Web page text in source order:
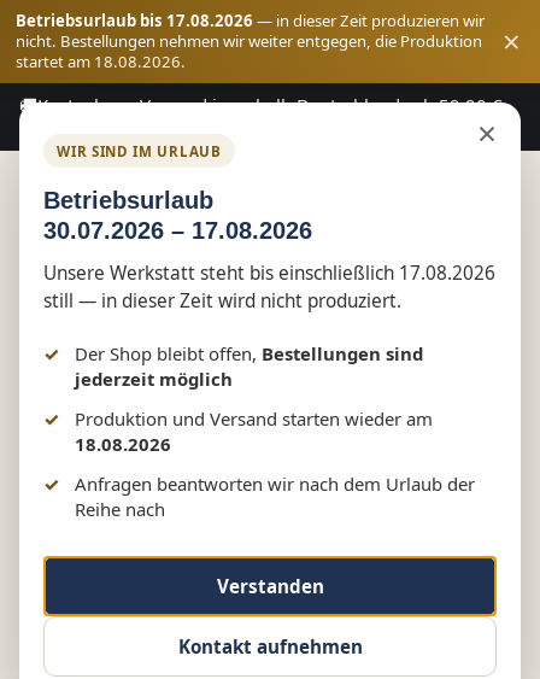
Zum Hauptinhalt springen
Betriebsurlaub bis 17.08.2026 — in dieser Zeit produzieren wir
nicht. Bestellungen nehmen wir weiter entgegen, die Produktion
startet am 18.08.2026.
×
×
WIR SIND IM URLAUB
Betriebsurlaub
30.07.2026 – 17.08.2026
Unsere Werkstatt steht bis einschließlich 17.08.2026
still — in dieser Zeit wird nicht produziert.
Der Shop bleibt offen, Bestellungen sind
jederzeit möglich
Produktion und Versand starten wieder am
18.08.2026
Anfragen beantworten wir nach dem Urlaub der
Reihe nach
Verstanden
Kontakt aufnehmen
🚚Kostenloser Versand innerhalb Deutschlands ab 59,90 €
Bestellwert
Shop reflect+
reflect+ by Marketing-MV
Bildergalerie überspringen